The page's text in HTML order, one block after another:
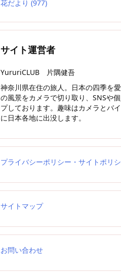
花だより (977)
サイト運営者
YururiCLUB 片隅健吾
神奈川県在住の旅人。日本の四季を
の風景をカメラで切り取り、SNSや
プしております。趣味はカメラとバ
に日本各地に出没します。
プライバシーポリシー・サイトポリ
サイトマップ
お問い合わせ